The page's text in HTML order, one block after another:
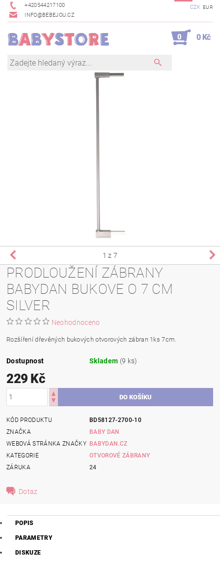
+420544217100
INFO@BEBEJOU.CZ
CZK EUR
0 0 Kč
1 z 7
PRODLOUŽENÍ ZÁBRANY
BABYDAN BUKOVE O 7 CM
SILVER
Neohodnoceno
Rozšíření dřevěných bukových otvorových zábran 1ks 7cm.
Dostupnost Skladem (9 ks)
229 Kč
KÓD PRODUKTU
BD58127-2700-10
ZNAČKA
BABY DAN
WEBOVÁ STRÁNKA ZNAČKY BABYDAN.CZ
KATEGORIE
OTVOROVÉ ZÁBRANY
ZÁRUKA
24
Dotaz
POPIS
PARAMETRY
DISKUZE